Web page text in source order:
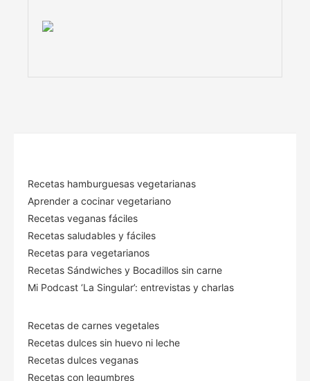
Recetas hamburguesas vegetarianas
Aprender a cocinar vegetariano
Recetas veganas fáciles
Recetas saludables y fáciles
Recetas para vegetarianos
Recetas Sándwiches y Bocadillos sin carne
Mi Podcast ‘La Singular’: entrevistas y charlas
Recetas de carnes vegetales
Recetas dulces sin huevo ni leche
Recetas dulces veganas
Recetas con legumbres